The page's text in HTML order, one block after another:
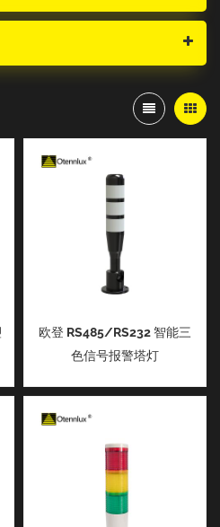
欧登 RS485/RS232 智能三
色信号报警塔灯